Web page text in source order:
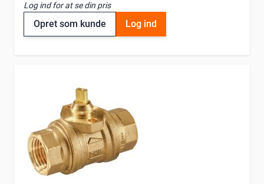
Log ind for at se din pris
Opret som kunde Log ind